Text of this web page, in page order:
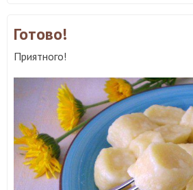
Готово!
Приятного!